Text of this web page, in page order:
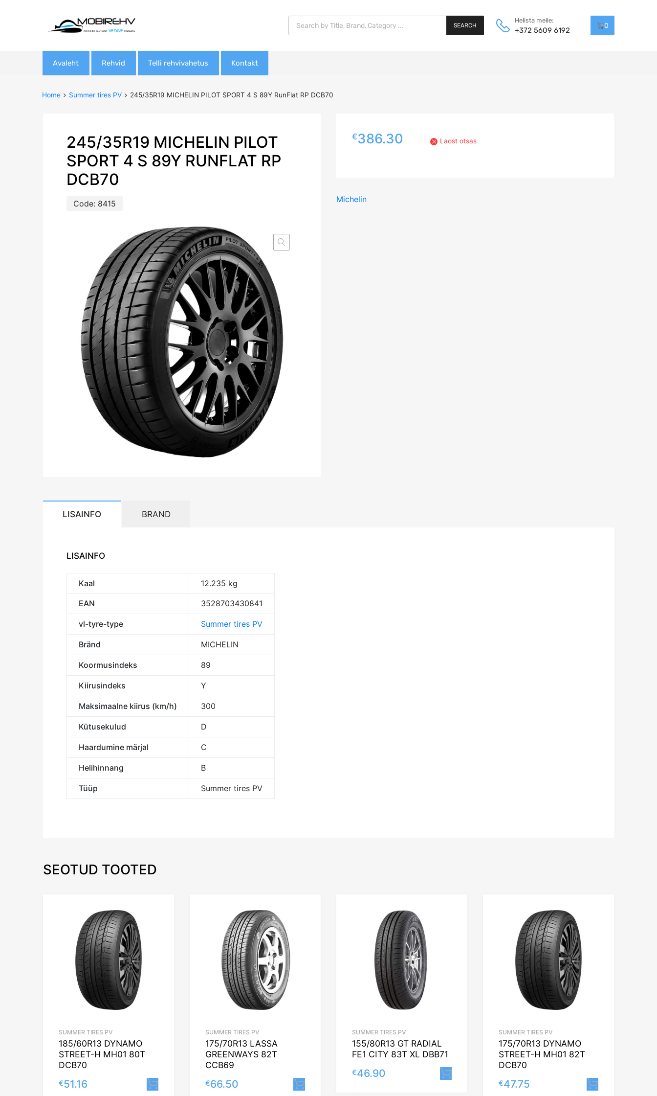
Products search
SEARCH
Helista meile:
+372 5609 6192
0
Avaleht Rehvid Telli rehvivahetus Kontakt
Home Summer tires PV 245/35R19 MICHELIN PILOT SPORT 4 S 89Y RunFlat RP DCB70
245/35R19 MICHELIN PILOT
SPORT 4 S 89Y RUNFLAT RP
DCB70
Code: 8415
€386.30 Laost otsas
Michelin
LISAINFO BRAND
LISAINFO
Kaal 12.235 kg
EAN 3528703430841
vl-tyre-type Summer tires PV
Bränd MICHELIN
Koormusindeks 89
Kiirusindeks Y
Maksimaalne kiirus (km/h) 300
Kütusekulud D
Haardumine märjal C
Helihinnang B
Tüüp Summer tires PV
SEOTUD TOOTED
SUMMER TIRES PV
185/60R13 DYNAMO
STREET-H MH01 80T
DCB70
€51.16 Lisa korvi
SUMMER TIRES PV
175/70R13 LASSA
GREENWAYS 82T
CCB69
€66.50
SUMMER TIRES PV
155/80R13 GT RADIAL
FE1 CITY 83T XL DBB71
€46.90
SUMMER TIRES PV
175/70R13 DYNAMO
STREET-H MH01 82T
DCB70
€47.75